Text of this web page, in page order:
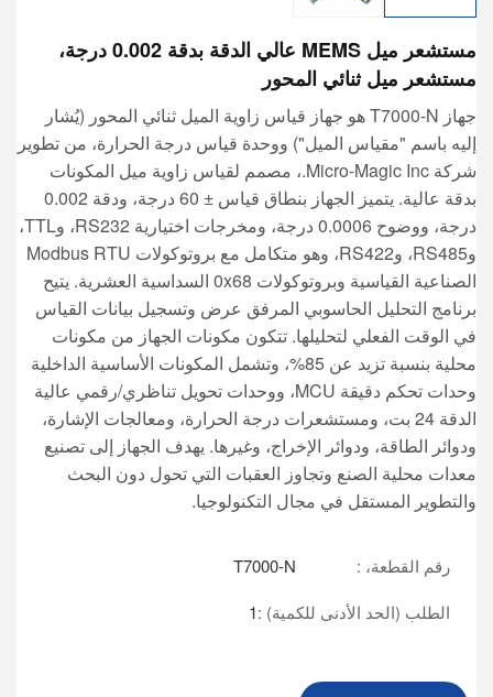
مستشعر ميل MEMS عالي الدقة بدقة 0.002 درجة،
مستشعر ميل ثنائي المحور
جهاز T7000-N هو جهاز قياس زاوية الميل ثنائي المحور (يُشار
إليه باسم "مقياس الميل") ووحدة قياس درجة الحرارة، من تطوير
شركة Micro-Magic Inc.، مصمم لقياس زاوية ميل المكونات
بدقة عالية. يتميز الجهاز بنطاق قياس ± 60 درجة، ودقة 0.002
درجة، ووضوح 0.0006 درجة، ومخرجات اختيارية RS232، وTTL،
وRS485، وRS422، وهو متكامل مع بروتوكولات Modbus RTU
الصناعية القياسية وبروتوكولات 0x68 السداسية العشرية. يتيح
برنامج التحليل الحاسوبي المرفق عرض وتسجيل بيانات القياس
في الوقت الفعلي لتحليلها. تتكون مكونات الجهاز من مكونات
محلية بنسبة تزيد عن 85%، وتشمل المكونات الأساسية الداخلية
وحدات تحكم دقيقة MCU، ووحدات تحويل تناظري/رقمي عالية
الدقة 24 بت، ومستشعرات درجة الحرارة، ومعالجات الإشارة،
ودوائر الطاقة، ودوائر الإخراج، وغيرها. يهدف الجهاز إلى تصنيع
معدات محلية الصنع وتجاوز العقبات التي تحول دون البحث
والتطوير المستقل في مجال التكنولوجيا.
رقم القطعة، :
T7000-N
الطلب (الحد الأدنى للكمية) :1